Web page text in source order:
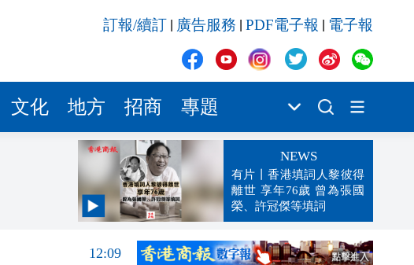
訂報/續訂 廣告服務 PDF電子報 電子報
文化 地方 招商 專題
NEWS
有片丨香港填詞人黎彼得
離世 享年76歲 曾為張國
榮、許冠傑等填詞
12:29
12:09